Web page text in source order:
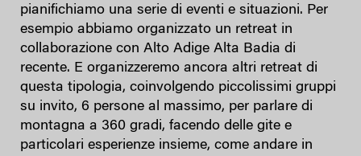
pianifichiamo una serie di eventi e situazioni. Per
esempio abbiamo organizzato un retreat in
collaborazione con Alto Adige Alta Badia di
recente. E organizzeremo ancora altri retreat di
questa tipologia, coinvolgendo piccolissimi gruppi
su invito, 6 persone al massimo, per parlare di
montagna a 360 gradi, facendo delle gite e
particolari esperienze insieme, come andare in